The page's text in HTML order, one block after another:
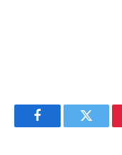
FacebookTwitter